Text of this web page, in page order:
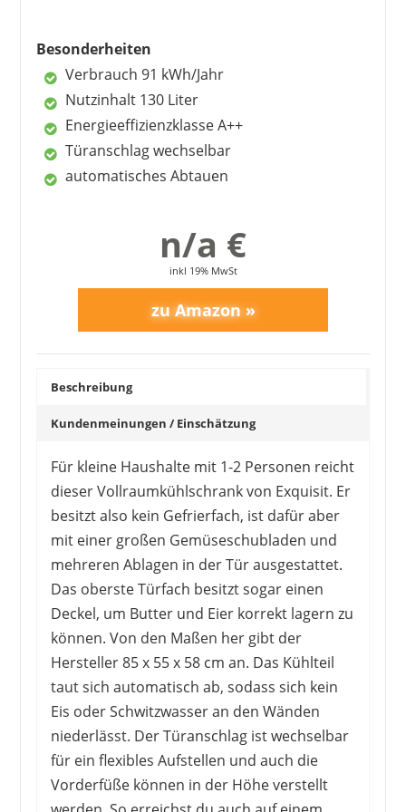
10
>
günstiger Preis
Energieeffizienz A++
Nachteile
Türablagen zu niedrig
mehr Glasböden wünschenswert
Besonderheiten
Verbrauch 91 kWh/Jahr
Nutzinhalt 130 Liter
Energieeffizienzklasse A++
Türanschlag wechselbar
automatisches Abtauen
n/a €
inkl 19% MwSt
Beschreibung
Kundenmeinungen / Einschätzung
Für kleine Haushalte mit 1-2 Personen reicht
dieser Vollraumkühlschrank von Exquisit. Er
besitzt also kein Gefrierfach, ist dafür aber
mit einer großen Gemüseschubladen und
mehreren Ablagen in der Tür ausgestattet.
Das oberste Türfach besitzt sogar einen
Deckel, um Butter und Eier korrekt lagern zu
können. Von den Maßen her gibt der
Hersteller 85 x 55 x 58 cm an. Das Kühlteil
taut sich automatisch ab, sodass sich kein
Eis oder Schwitzwasser an den Wänden
niederlässt. Der Türanschlag ist wechselbar
für ein flexibles Aufstellen und auch die
Vorderfüße können in der Höhe verstellt